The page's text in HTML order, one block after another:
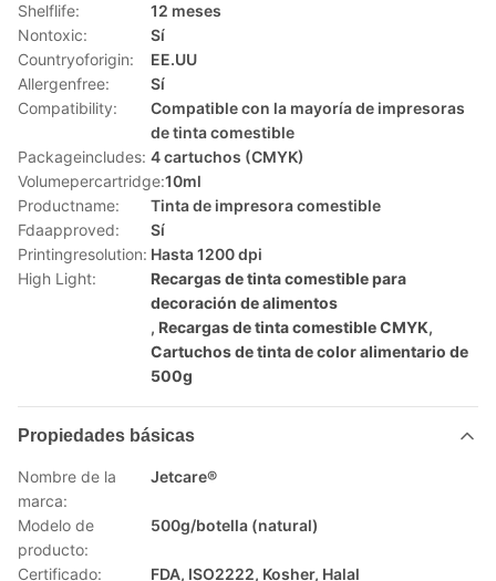
Shelflife:
12 meses
Nontoxic:
Sí
Countryoforigin:
EE.UU
Allergenfree:
Sí
Compatibility:
Compatible con la mayoría de impresoras
de tinta comestible
Packageincludes: 4 cartuchos (CMYK)
Volumepercartridge:10ml
Productname:
Tinta de impresora comestible
Fdaapproved:
Sí
Printingresolution: Hasta 1200 dpi
High Light:
Recargas de tinta comestible para
decoración de alimentos
, Recargas de tinta comestible CMYK,
Cartuchos de tinta de color alimentario de
500g
Propiedades básicas
Nombre de la
marca:
Jetcare®
Modelo de
producto:
500g/botella (natural)
Certificado: FDA, ISO2222, Kosher, Halal